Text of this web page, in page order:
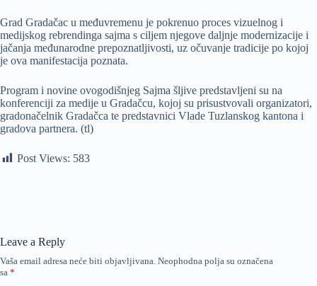
Grad Gradačac u međuvremenu je pokrenuo proces vizuelnog i
medijskog rebrendinga sajma s ciljem njegove daljnje modernizacije i
jačanja međunarodne prepoznatljivosti, uz očuvanje tradicije po kojoj
je ova manifestacija poznata.
Program i novine ovogodišnjeg Sajma šljive predstavljeni su na
konferenciji za medije u Gradačcu, kojoj su prisustvovali organizatori,
gradonačelnik Gradačca te predstavnici Vlade Tuzlanskog kantona i
gradova partnera. (tl)
Post Views: 583
Leave a Reply
Vaša email adresa neće biti objavljivana. Neophodna polja su označena
sa *